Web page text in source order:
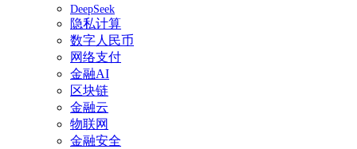
DeepSeek
隐私计算
数字人民币
网络支付
金融AI
区块链
金融云
物联网
金融安全